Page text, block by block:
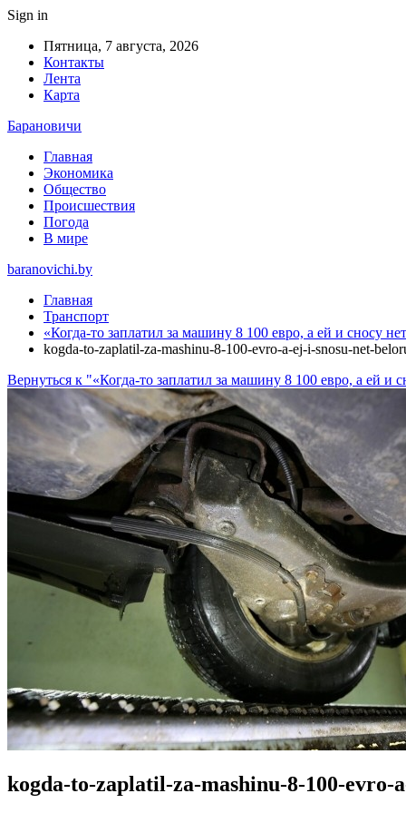
Sign in
Пятница, 7 августа, 2026
Контакты
Лента
Карта
Барановичи
Главная
Экономика
Общество
Происшествия
Погода
В мире
baranovichi.by
Главная
Транспорт
«Когда-то заплатил за машину 8 100 евро, а ей и сносу
kogda-to-zaplatil-za-mashinu-8-100-evro-a-ej-i-snosu-net-
Вернуться к "«Когда-то заплатил за машину 8 100 евро, а ей
kogda-to-zaplatil-za-mashinu-8-100-